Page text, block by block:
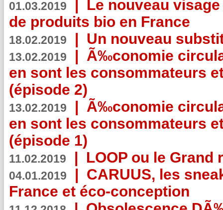
01.03.2019
Le nouveau
de produits bio en France
18.02.2019 | Un nouveau
13.02.2019 | Ã‰conomie
en sont les consommateurs
(épisode 2)
13.02.2019 | Ã‰conomie
en sont les consommateurs
(épisode 1)
11.02.2019 | LOOP ou le Grand
04.01.2019 | CARUUS, les
France et éco-conception